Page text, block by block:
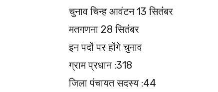
चुनाव चिन्‍ह आवंटन 13 सितंंबर
मतगणना 28 सितंंबर
इन पदों पर होंगे चुनाव
ग्राम प्रधान :318
जिला पंचायत सदस्य :44